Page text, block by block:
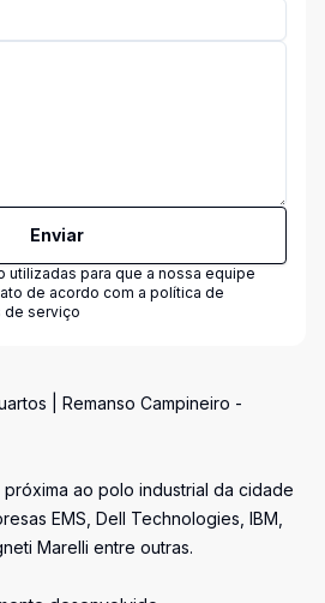
Enviar
utilizadas para que a nossa equipe
de acordo com a política de
de serviço
| Remanso Campineiro -
ao polo industrial da cidade
EMS, Dell Technologies, IBM,
Marelli entre outras.